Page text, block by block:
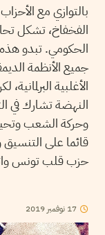
بالتوازي مع
الفخفاخ، تشكل
الحكومي. تبدو هذه
جميع الأنظمة
الأغلبية
النهضة تشارك في
وحركة الشعب وتحيا
قائما على
حزب قلب تونس
17 نوفمبر 2019